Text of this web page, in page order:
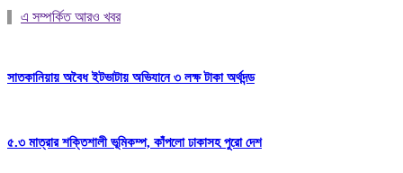
বঙ্গোপসাগরে ধরা পড়লো ২৯ কেজির ইয়েলোফিন টুনা, ৪০ হাজারে বিক্রি
এ সম্পর্কিত আরও খবর
সাতকানিয়ায় অবৈধ ইটভাটায় অভিযানে ৩ লক্ষ টাকা অর্থদন্ড
৫.৩ মাত্রার শক্তিশালী ভূমিকম্প, কাঁপলো ঢাকাসহ পুরো দেশ